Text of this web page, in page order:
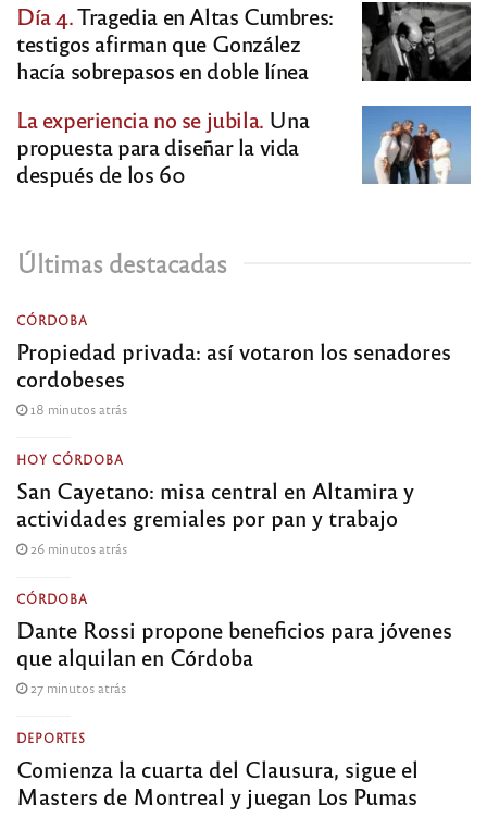
Día 4.Tragedia en Altas Cumbres:
testigos afirman que González
hacía sobrepasos en doble línea
La experiencia no se jubila. Una
propuesta para diseñar la vida
después de los 60
Últimas destacadas
CÓRDOBA
Propiedad privada: así votaron los senadores
cordobeses
18 minutos atrás
HOY CÓRDOBA
San Cayetano: misa central en Altamira y
actividades gremiales por pan y trabajo
26 minutos atrás
CÓRDOBA
Dante Rossi propone beneficios para jóvenes
que alquilan en Córdoba
27 minutos atrás
DEPORTES
Comienza la cuarta del Clausura, sigue el
Masters de Montreal y juegan Los Pumas